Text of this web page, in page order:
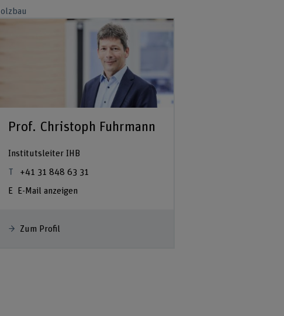
Prof. Christoph Fuhrmann
Institutsleiter IHB
+41 31 848 63 31
E-Mail anzeigen
Zum Profil